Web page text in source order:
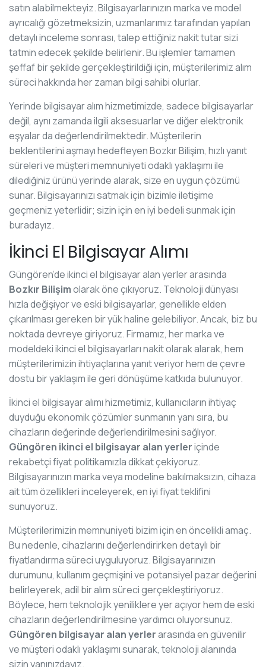
satın alabilmekteyiz. Bilgisayarlarınızın marka ve model
ayrıcalığı gözetmeksizin, uzmanlarımız tarafından yapılan
detaylı inceleme sonrası, talep ettiğiniz nakit tutar sizi
tatmin edecek şekilde belirlenir. Bu işlemler tamamen
şeffaf bir şekilde gerçekleştirildiği için, müşterilerimiz alım
süreci hakkında her zaman bilgi sahibi olurlar.
Yerinde bilgisayar alım hizmetimizde, sadece bilgisayarlar
değil, aynı zamanda ilgili aksesuarlar ve diğer elektronik
eşyalar da değerlendirilmektedir. Müşterilerin
beklentilerini aşmayı hedefleyen Bozkır Bilişim, hızlı yanıt
süreleri ve müşteri memnuniyeti odaklı yaklaşımı ile
dilediğiniz ürünü yerinde alarak, size en uygun çözümü
sunar. Bilgisayarınızı satmak için bizimle iletişime
geçmeniz yeterlidir; sizin için en iyi bedeli sunmak için
buradayız.
İkinci El Bilgisayar Alımı
Güngören’de ikinci el bilgisayar alan yerler arasında
Bozkır Bilişimolarak öne çıkıyoruz. Teknoloji dünyası
hızla değişiyor ve eski bilgisayarlar, genellikle elden
çıkarılması gereken bir yük haline gelebiliyor. Ancak, biz bu
noktada devreye giriyoruz. Firmamız, her marka ve
modeldeki ikinci el bilgisayarları nakit olarak alarak, hem
müşterilerimizin ihtiyaçlarına yanıt veriyor hem de çevre
dostu bir yaklaşım ile geri dönüşüme katkıda bulunuyor.
İkinci el bilgisayar alımı hizmetimiz, kullanıcıların ihtiyaç
duyduğu ekonomik çözümler sunmanın yanı sıra, bu
cihazların değerinde değerlendirilmesini sağlıyor.
Güngören ikinci el bilgisayar alan yerleriçinde
rekabetçi fiyat politikamızla dikkat çekiyoruz.
Bilgisayarınızın marka veya modeline bakılmaksızın, cihaza
ait tüm özellikleri inceleyerek, en iyi fiyat teklifini
sunuyoruz.
Müşterilerimizin memnuniyeti bizim için en öncelikli amaç.
Bu nedenle, cihazlarını değerlendirirken detaylı bir
fiyatlandırma süreci uyguluyoruz. Bilgisayarınızın
durumunu, kullanım geçmişini ve potansiyel pazar değerini
belirleyerek, adil bir alım süreci gerçekleştiriyoruz.
Böylece, hem teknolojik yeniliklere yer açıyor hem de eski
cihazların değerlendirilmesine yardımcı oluyorsunuz.
Güngören bilgisayar alan yerlerarasında en güvenilir
ve müşteri odaklı yaklaşımı sunarak, teknoloji alanında
sizin yanınızdayız.